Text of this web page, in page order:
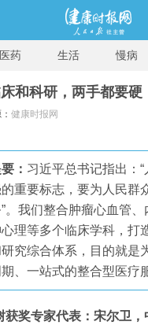
医药 生活 慢病
和科研，两手都要硬
健康时报网
： 习近平总书记指出：
重要标志，要为人民群
。我们整合肿瘤心血管
理等多个临床学科，打
究综合体系，目的就是
、一站式的整合型医疗
获奖专家代表：宋尔卫